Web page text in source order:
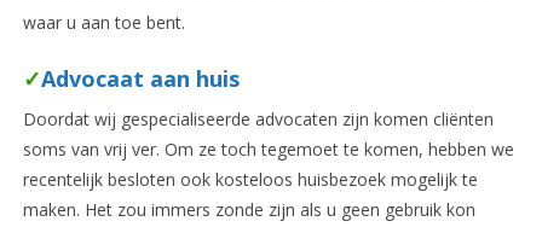
waar u aan toe bent.
✓Advocaat aan huis
Doordat wij gespecialiseerde advocaten zijn komen cliënten
soms van vrij ver. Om ze toch tegemoet te komen, hebben we
recentelijk besloten ook kosteloos huisbezoek mogelijk te
maken. Het zou immers zonde zijn als u geen gebruik kon